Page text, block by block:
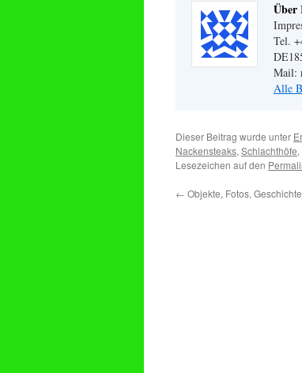
Über
Tel.
Mail:
Alle
Dieser Beitrag wurde unter
Nackensteaks, Schlachthöfe,
Lesezeichen auf den
← Objekte, Fotos,